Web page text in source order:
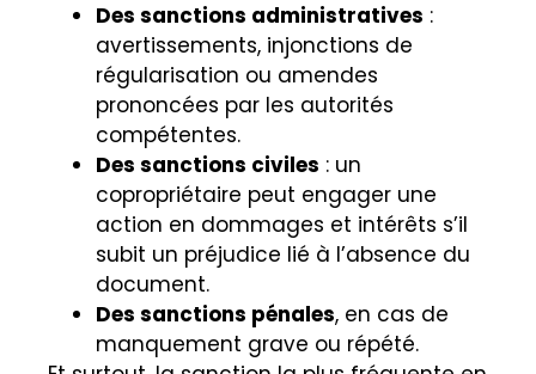
Des sanctions administratives :
avertissements, injonctions de
régularisation ou amendes
prononcées par les autorités
compétentes.
Des sanctions civiles : un
copropriétaire peut engager une
action en dommages et intérêts s’il
subit un préjudice lié à l’absence du
document.
Des sanctions pénales, en cas de
manquement grave ou répété.